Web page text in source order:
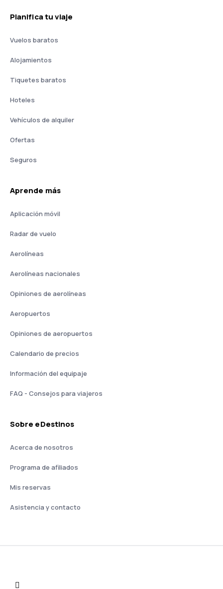
Planifica tu viaje
Vuelos baratos
Alojamientos
Tiquetes baratos
Hoteles
Vehículos de alquiler
Ofertas
Seguros
Aprende más
Aplicación móvil
Radar de vuelo
Aerolíneas
Aerolíneas nacionales
Opiniones de aerolíneas
Aeropuertos
Opiniones de aeropuertos
Calendario de precios
Información del equipaje
FAQ - Consejos para viajeros
Sobre eDestinos
Acerca de nosotros
Programa de afiliados
Mis reservas
Asistencia y contacto